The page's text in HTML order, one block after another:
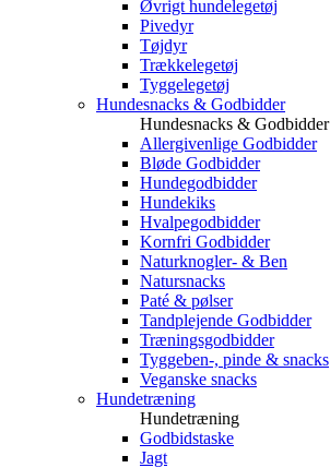
Øvrigt hundelegetøj
Pivedyr
Tøjdyr
Trækkelegetøj
Tyggelegetøj
Hundesnacks & Godbidder
Hundesnacks & Godbidder
Allergivenlige Godbidder
Bløde Godbidder
Hundegodbidder
Hundekiks
Hvalpegodbidder
Kornfri Godbidder
Naturknogler- & Ben
Natursnacks
Paté & pølser
Tandplejende Godbidder
Træningsgodbidder
Tyggeben-, pinde & snacks
Veganske snacks
Hundetræning
Hundetræning
Godbidstaske
Jagt